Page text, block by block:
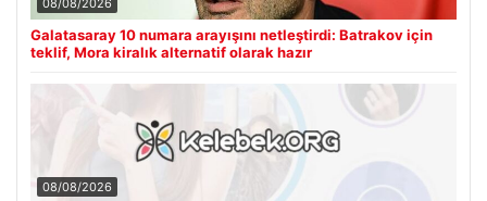
Galatasaray 10 numara arayışını netleştirdi: Batrakov için
teklif, Mora kiralık alternatif olarak hazır
08/08/2026